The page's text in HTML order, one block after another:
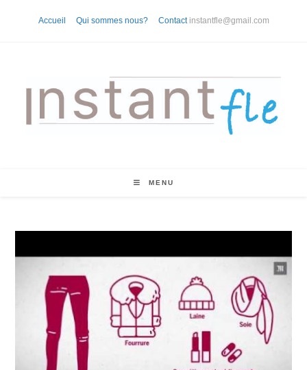
Accueil Qui sommes nous? Contact instantfle@gmail.com
MENU